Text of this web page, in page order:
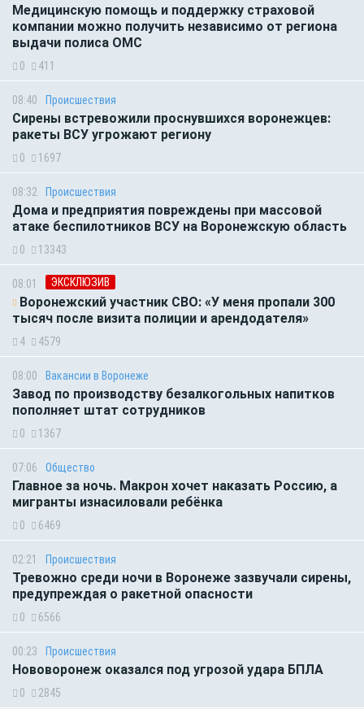
Медицинскую помощь и поддержку страховой
компании можно получить независимо от региона
выдачи полиса ОМС
0 411
08:40 Происшествия
Сирены встревожили проснувшихся воронежцев:
ракеты ВСУ угрожают региону
0 1697
08:32 Происшествия
Дома и предприятия повреждены при массовой
атаке беспилотников ВСУ на Воронежскую область
0 13343
08:01 ЭКСКЛЮЗИВ
Воронежский участник СВО: «У меня пропали 300
тысяч после визита полиции и арендодателя»
4 4579
08:00 Вакансии в Воронеже
Завод по производству безалкогольных напитков
пополняет штат сотрудников
0 1367
07:06 Общество
Главное за ночь. Макрон хочет наказать Россию, а
мигранты изнасиловали ребёнка
0 6469
02:21 Происшествия
Тревожно среди ночи в Воронеже зазвучали сирены,
предупреждая о ракетной опасности
0 6566
00:23 Происшествия
Нововоронеж оказался под угрозой удара БПЛА
0 2845